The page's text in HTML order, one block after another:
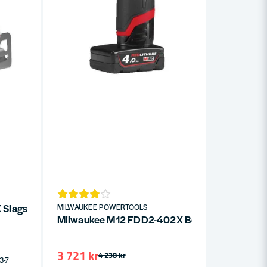
18V HD-BOX (utan batterier)
7
MILWAUKEE POWERTOOLS
Milwaukee M12 FDD2-402X Borrskruvdragare
4 238 kr
3 721 kr